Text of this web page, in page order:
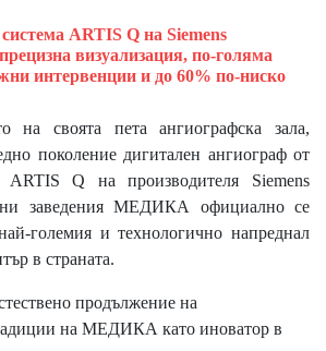
ARTIS Q на Siemens
визуализация, по-голяма
интервенции и до 60% по-ниско
своята пета ангиографска зала,
поколение дигитален ангиограф от
Q на производителя Siemens
заведения МЕДИКА официално се
големия и технологично напреднал
в страната.
продължение на
на МЕДИКА като иноватор в